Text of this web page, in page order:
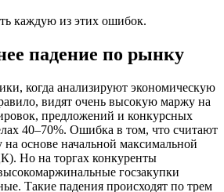
каждую из этих ошибок.
падение по рынку
когда анализируют экономическую
видят очень высокую маржу на
предложений и конкурсных
40–70%. Ошибка в том, что считают
основе начальной максимальной
Но на торгах конкуренты
госзакупки
Такие падения происходят по трем